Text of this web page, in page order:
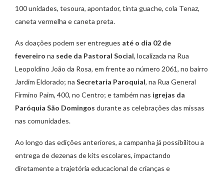
100 unidades, tesoura, apontador, tinta guache, cola Tenaz,
caneta vermelha e caneta preta.
As doações podem ser entregues até o dia 02 de
fevereiro na sede da Pastoral Social, localizada na Rua
Leopoldino João da Rosa, em frente ao número 2061, no bairro
Jardim Eldorado; na Secretaria Paroquial, na Rua General
Firmino Paim, 400, no Centro; e também nas igrejas da
Paróquia São Domingos durante as celebrações das missas
nas comunidades.
Ao longo das edições anteriores, a campanha já possibilitou a
entrega de dezenas de kits escolares, impactando
diretamente a trajetória educacional de crianças e